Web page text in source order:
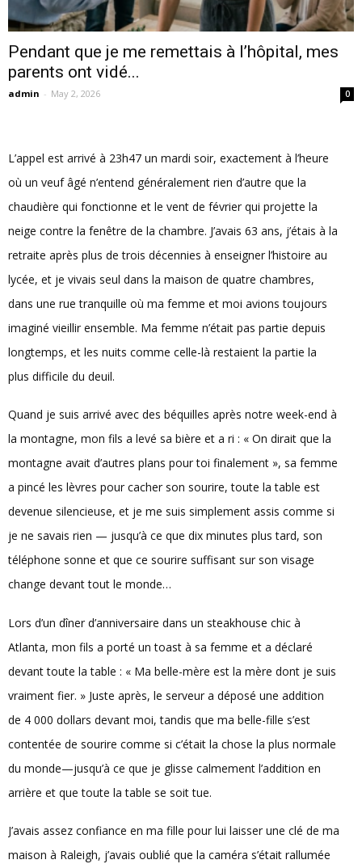
Pendant que je me remettais à l’hôpital, mes
parents ont vidé...
admin - May 2, 2026 0
L’appel est arrivé à 23h47 un mardi soir, exactement à l’heure
où un veuf âgé n’entend généralement rien d’autre que la
chaudière qui fonctionne et le vent de février qui projette la
neige contre la fenêtre de la chambre. J’avais 63 ans, j’étais à la
retraite après plus de trois décennies à enseigner l’histoire au
lycée, et je vivais seul dans la maison de quatre chambres,
dans une rue tranquille où ma femme et moi avions toujours
imaginé vieillir ensemble. Ma femme n’était pas partie depuis
longtemps, et les nuits comme celle-là restaient la partie la
plus difficile du deuil.
Quand je suis arrivé avec des béquilles après notre week-end à
la montagne, mon fils a levé sa bière et a ri : « On dirait que la
montagne avait d’autres plans pour toi finalement », sa femme
a pincé les lèvres pour cacher son sourire, toute la table est
devenue silencieuse, et je me suis simplement assis comme si
je ne savais rien — jusqu’à ce que dix minutes plus tard, son
téléphone sonne et que ce sourire suffisant sur son visage
change devant tout le monde…
Lors d’un dîner d’anniversaire dans un steakhouse chic à
Atlanta, mon fils a porté un toast à sa femme et a déclaré
devant toute la table : « Ma belle-mère est la mère dont je suis
vraiment fier. » Juste après, le serveur a déposé une addition
de 4 000 dollars devant moi, tandis que ma belle-fille s’est
contentée de sourire comme si c’était la chose la plus normale
du monde—jusqu’à ce que je glisse calmement l’addition en
arrière et que toute la table se soit tue.
J’avais assez confiance en ma fille pour lui laisser une clé de ma
maison à Raleigh, j’avais oublié que la caméra s’était rallumée